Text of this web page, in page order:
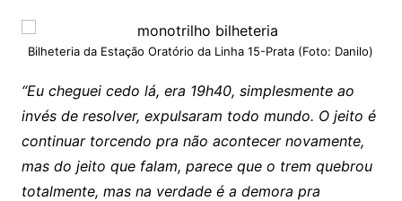
Bilheteria da Estação Oratório da Linha 15-Prata (Foto: Danilo)
“Eu cheguei cedo lá, era 19h40, simplesmente ao
invés de resolver, expulsaram todo mundo. O jeito é
continuar torcendo pra não acontecer novamente,
mas do jeito que falam, parece que o trem quebrou
totalmente, mas na verdade é a demora pra